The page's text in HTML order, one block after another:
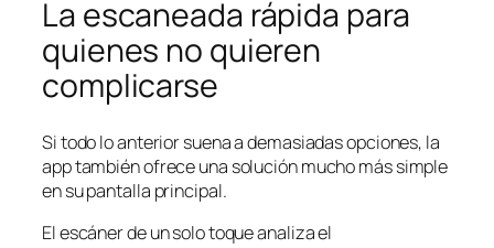
La escaneada rápida para
quienes no quieren
complicarse
Si todo lo anterior suena a demasiadas opciones, la
app también ofrece una solución mucho más simple
en su pantalla principal.
El escáner de un solo toque analiza el